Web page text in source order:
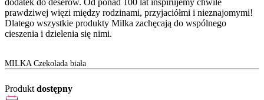
dodatek do deserów. Od ponad 100 lat inspirujemy chwile
prawdziwej więzi między rodzinami, przyjaciółmi i nieznajomymi!
Dlatego wszystkie produkty Milka zachęcają do wspólnego
cieszenia i dzielenia się nimi.
MILKA Czekolada biała
Produkt dostępny